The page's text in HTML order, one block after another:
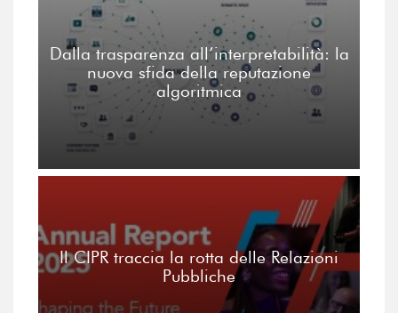
Dalla trasparenza all’interpretabilità: la
nuova sfida della reputazione
algoritmica
Il CIPR traccia la rotta delle Relazioni
Pubbliche